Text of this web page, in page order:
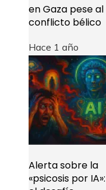
en Gaza pese al
conflicto bélico
Hace 1 año
Alerta sobre la
«psicosis por IA»: